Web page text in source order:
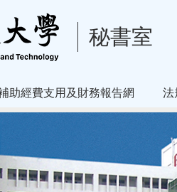
秘書室
助經費支用及財務報告網 法